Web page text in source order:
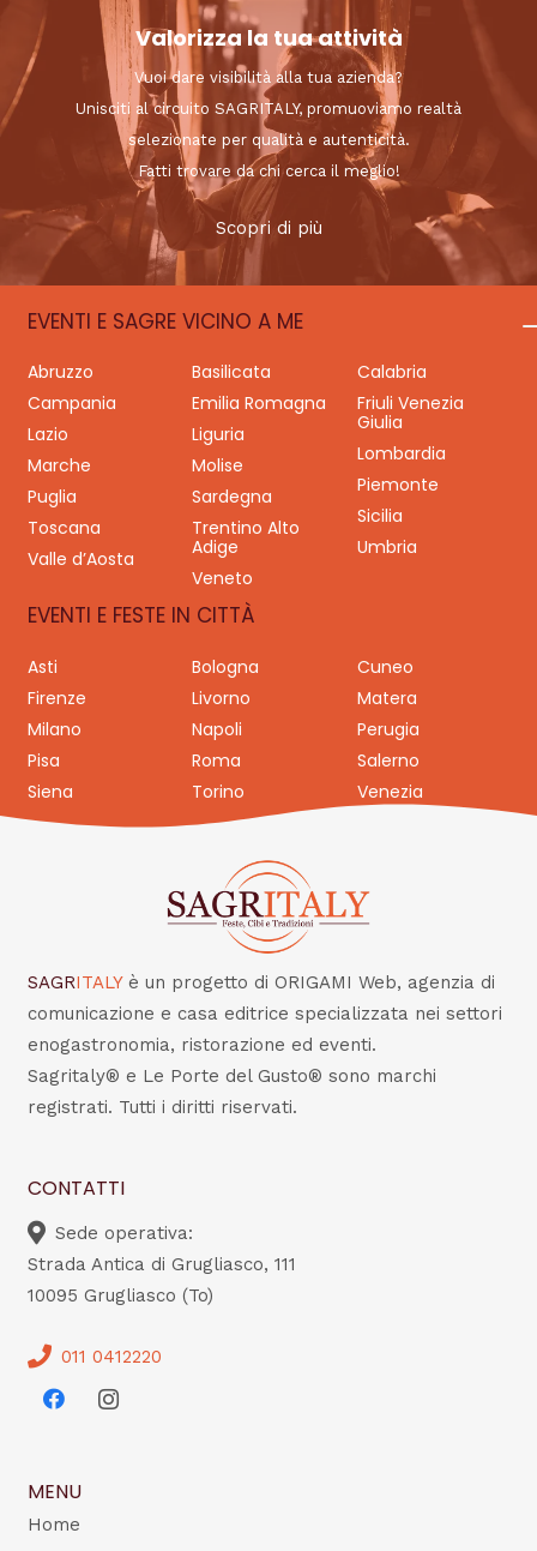
Valorizza la tua attività
Vuoi dare visibilità alla tua azienda?
Unisciti al circuito SAGRITALY, promuoviamo realtà
selezionate per qualità e autenticità.
Fatti trovare da chi cerca il meglio!
Scopri di più
EVENTI E SAGRE VICINO A ME
Abruzzo Basilicata
Calabria
Campania
Emilia Romagna
Friuli Venezia
Giulia
Lazio
Liguria
Lombardia
Marche
Molise
Piemonte
Puglia
Sardegna
Sicilia
Toscana
Trentino Alto
Adige
Umbria
Valle d’Aosta
Veneto
EVENTI E FESTE IN CITTÀ
Asti Bologna
Cuneo
Firenze
Livorno
Matera
Milano
Napoli
Perugia
Pisa
Roma
Salerno
Siena
Torino Venezia
SAGRITALY è un progetto di ORIGAMI Web, agenzia di
comunicazione e casa editrice specializzata nei settori
enogastronomia, ristorazione ed eventi.
Sagritaly® e Le Porte del Gusto® sono marchi
registrati. Tutti i diritti riservati.
CONTATTI
Sede operativa:
Strada Antica di Grugliasco, 111
10095 Grugliasco (To)
011 0412220
MENU
Home